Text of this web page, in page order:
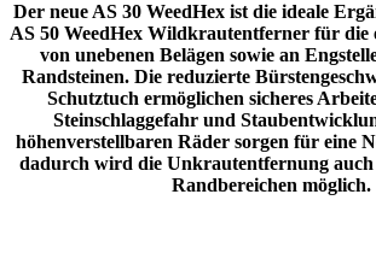
Der neue AS 30 WeedHex ist die ideale
AS 50 WeedHex Wildkrautentferner für die
von unebenen Belägen sowie an
Randsteinen. Die reduzierte
Schutztuch ermöglichen sicheres
Steinschlaggefahr und
höhenverstellbaren Räder sorgen für eine
dadurch wird die Unkrautentfernung auch
Randbereichen möglich.